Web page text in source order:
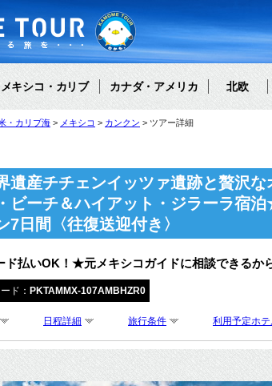
メキシコ・カリブ カナダ・アメリカ 北欧
・カリブ海 メキシコ カンクン ツアー詳細
産チチェンイッツァ遺跡と贅沢な
ビーチ＆ハイアット・ジラーラ宿
7日間〈往復送迎付き〉
払いOK！★元メキシコガイドに相談できるか
ド： PKTAMMX-107AMBHZR0
日程詳細 旅行条件 利用予定ホ